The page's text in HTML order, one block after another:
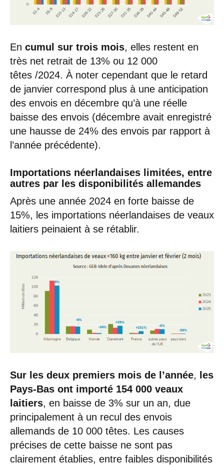
En cumul sur trois mois, elles restent en
très net retrait de 13% ou 12 000
têtes /2024. À noter cependant que le retard
de janvier correspond plus à une anticipation
des envois en décembre qu’à une réelle
baisse des envois (décembre avait enregistré
une hausse de 24% des envois par rapport à
l’année précédente).
Importations néerlandaises limitées, entre
autres par les disponibilités allemandes
Après une année 2024 en forte baisse de
15%, les importations néerlandaises de veaux
laitiers peinaient à se rétablir.
Sur les deux premiers mois de l’année,
les
Pays-Bas ont importé 154 000 veaux
laitiers, en baisse de 3% sur un an, due
principalement à un recul des envois
allemands de 10 000 têtes. Les causes
précises de cette baisse ne sont pas
clairement établies, entre faibles disponibilités